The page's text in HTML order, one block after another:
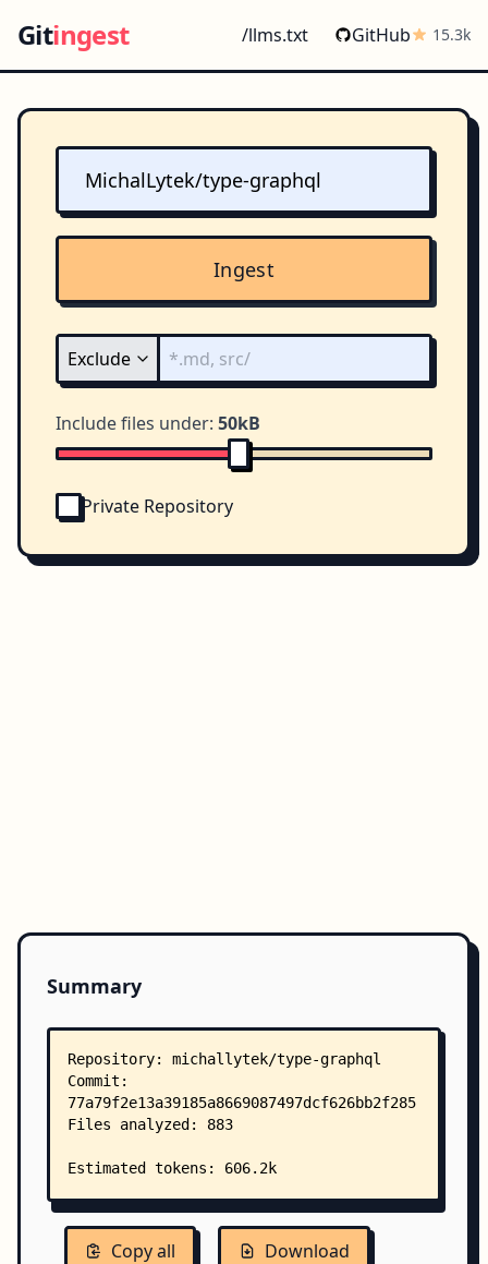
Gitingest /llms.txt GitHub 15.3k
Ingest
Include files under: 50kB
Private Repository
Summary
Copy all Download